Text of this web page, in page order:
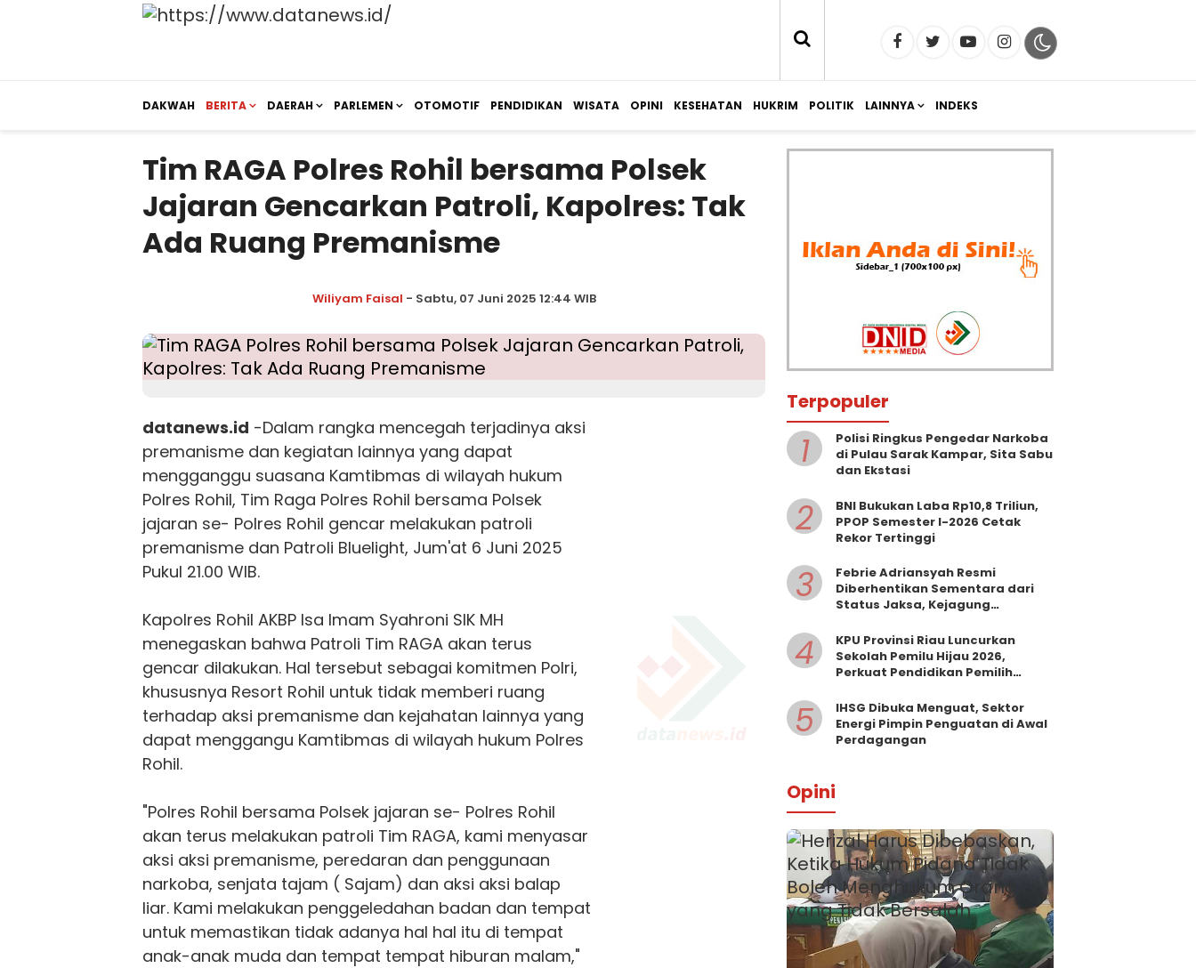
DAKWAH BERITA DAERAH PARLEMEN OTOMOTIF PENDIDIKAN WISATA OPINI KESEHATAN HUKRIM POLITIK LAINNYA INDEKS
Tim RAGA Polres Rohil bersama Polsek
Jajaran Gencarkan Patroli, Kapolres: Tak
Ada Ruang Premanisme
Wiliyam Faisal - Sabtu, 07 Juni 2025 12:44 WIB
datanews.id -Dalam rangka mencegah terjadinya aksi
premanisme dan kegiatan lainnya yang dapat
mengganggu suasana Kamtibmas di wilayah hukum
Polres Rohil, Tim Raga Polres Rohil bersama Polsek
jajaran se- Polres Rohil gencar melakukan patroli
premanisme dan Patroli Bluelight, Jum'at 6 Juni 2025
Pukul 21.00 WIB.
Kapolres Rohil AKBP Isa Imam Syahroni SIK MH
menegaskan bahwa Patroli Tim RAGA akan terus
gencar dilakukan. Hal tersebut sebagai komitmen Polri,
khususnya Resort Rohil untuk tidak memberi ruang
terhadap aksi premanisme dan kejahatan lainnya yang
dapat menggangu Kamtibmas di wilayah hukum Polres
Rohil.
"Polres Rohil bersama Polsek jajaran se- Polres Rohil
akan terus melakukan patroli Tim RAGA, kami menyasar
aksi aksi premanisme, peredaran dan penggunaan
narkoba, senjata tajam ( Sajam) dan aksi aksi balap
liar. Kami melakukan penggeledahan badan dan tempat
untuk memastikan tidak adanya hal hal itu di tempat
anak-anak muda dan tempat tempat hiburan malam,"
Terpopuler
1
Polisi Ringkus Pengedar Narkoba
di Pulau Sarak Kampar, Sita Sabu
dan Ekstasi
2
BNI Bukukan Laba Rp10,8 Triliun,
PPOP Semester I-2026 Cetak
Rekor Tertinggi
3
Febrie Adriansyah Resmi
Diberhentikan Sementara dari
Status Jaksa, Kejagung
4
KPU Provinsi Riau Luncurkan
Sekolah Pemilu Hijau 2026,
Perkuat Pendidikan Pemilih
5
IHSG Dibuka Menguat, Sektor
Energi Pimpin Penguatan di Awal
Perdagangan
Opini